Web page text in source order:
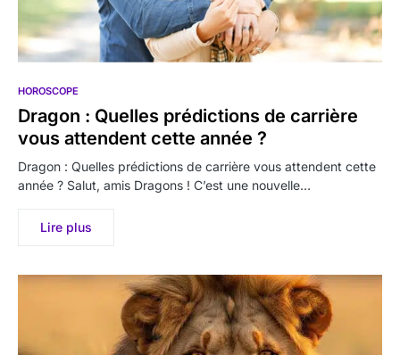
HOROSCOPE
Dragon : Quelles prédictions de carrière
vous attendent cette année ?
Dragon : Quelles prédictions de carrière vous attendent cette
année ? Salut, amis Dragons ! C’est une nouvelle…
Lire plus